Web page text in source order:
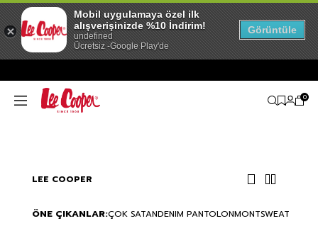
0
LEE COOPER
ÖNE ÇIKANLAR:ÇOK SATANDENIM PANTOLONMONTSWEATSHIRT
Mobil uygulamaya özel ilk
alışverişinizde %10 İndirim!
undefined
Ücretsiz -Google Play'de
Görüntüle